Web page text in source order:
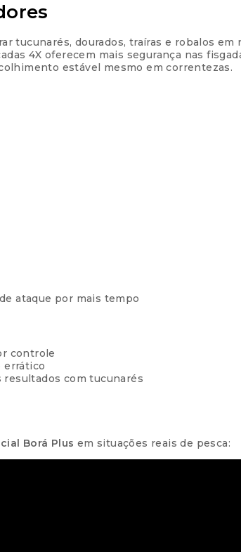
tucunarés, dourados, traíras e robalos
4X oferecem mais segurança nas
estável mesmo em correntezas.
ataque por mais tempo
controle
errático
com tucunarés
Borá Plus em situações reais de pesca: